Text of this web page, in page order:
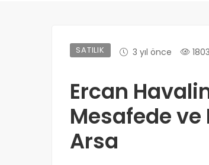
SATILIK 3 yıl önce
Ercan
Mesafede ve
Arsa